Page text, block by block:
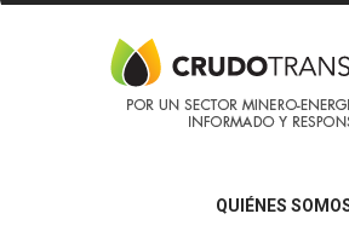
QUIÉNES